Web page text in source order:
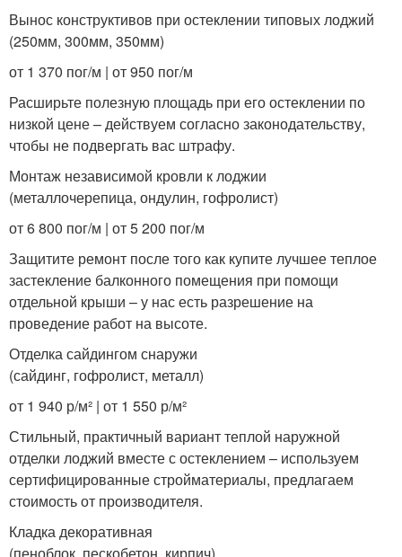
Вынос конструктивов при остеклении типовых лоджий
(250мм, 300мм, 350мм)
от 1 370 пог/м | от 950 пог/м
Расширьте полезную площадь при его остеклении по
низкой цене – действуем согласно законодательству,
чтобы не подвергать вас штрафу.
Монтаж независимой кровли к лоджии
(металлочерепица, ондулин, гофролист)
от 6 800 пог/м | от 5 200 пог/м
Защитите ремонт после того как купите лучшее теплое
застекление балконного помещения при помощи
отдельной крыши – у нас есть разрешение на
проведение работ на высоте.
Отделка сайдингом снаружи
(сайдинг, гофролист, металл)
от 1 940 р/м² | от 1 550 р/м²
Стильный, практичный вариант теплой наружной
отделки лоджий вместе с остеклением – используем
сертифицированные стройматериалы, предлагаем
стоимость от производителя.
Кладка декоративная